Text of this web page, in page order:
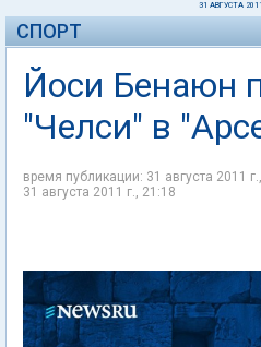
31 АВГУСТА 2011
СПОРТ
Йоси Бенаюн
"Челси" в
время публикации: 31 августа 2011
31 августа 2011 г., 21:18